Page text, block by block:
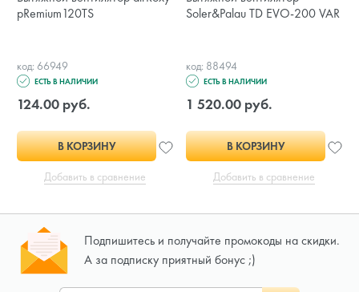
pRemium120TS
код: 66949
ЕСТЬ В НАЛИЧИИ
124.00 руб.
В КОРЗИНУ
Добавить в сравнение
Soler&Palau TD EVO-200 VAR
код: 88494
ЕСТЬ В НАЛИЧИИ
1 520.00 руб.
В КОРЗИНУ
Добавить в сравнение
Подпишитесь и получайте промокоды на скидки.
А за подписку приятный бонус ;)